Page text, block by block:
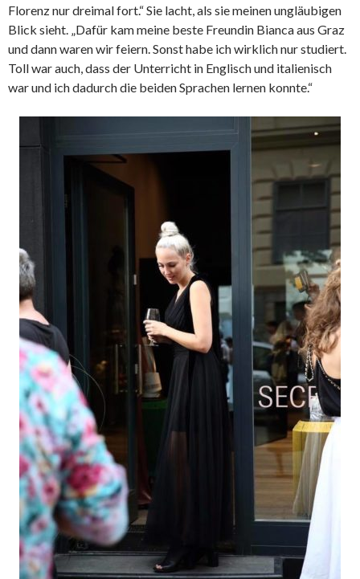
Florenz nur dreimal fort.“ Sie lacht, als sie meinen ungläubigen
Blick sieht. „Dafür kam meine beste Freundin Bianca aus Graz
und dann waren wir feiern. Sonst habe ich wirklich nur studiert.
Toll war auch, dass der Unterricht in Englisch und italienisch
war und ich dadurch die beiden Sprachen lernen konnte.“